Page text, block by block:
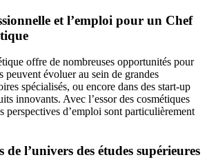
et l’emploi pour un Chef
offre de nombreuses opportunités pour
peuvent évoluer au sein de grandes
spécialisés, ou encore dans des start-up
innovants. Avec l’essor des cosmétiques
perspectives d’emploi sont particulièrement
de l’univers des études supérieures